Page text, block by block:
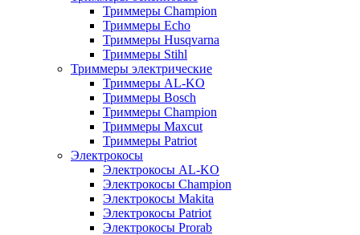
Триммеры Champion
Триммеры Echo
Триммеры Husqvarna
Триммеры Stihl
Триммеры электрические
Триммеры AL-KO
Триммеры Bosch
Триммеры Champion
Триммеры Maxcut
Триммеры Patriot
Электрокосы
Электрокосы AL-KO
Электрокосы Champion
Электрокосы Makita
Электрокосы Patriot
Электрокосы Prorab